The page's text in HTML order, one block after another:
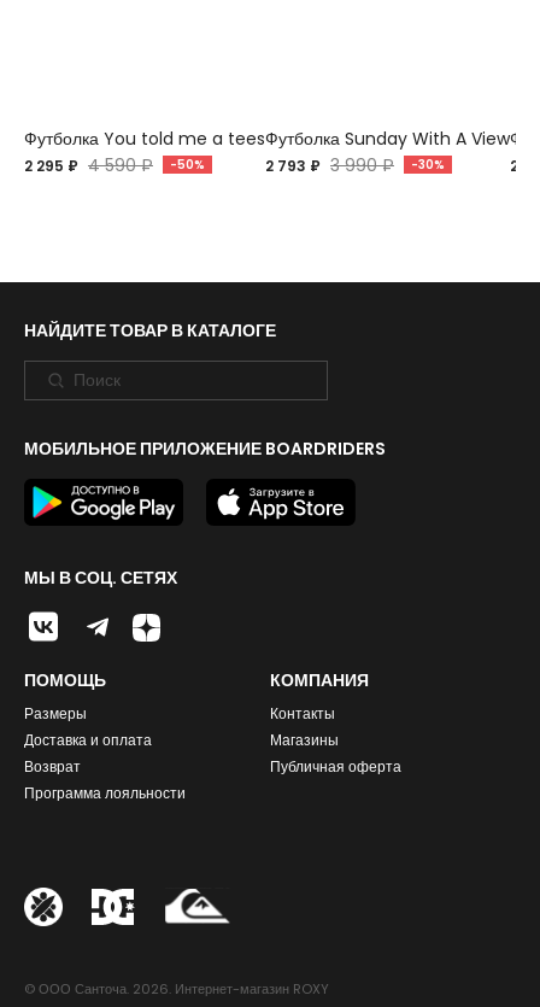
Футболка You told me a tees
2 295 ₽ 4 590 ₽ -50%
Футболка Sunday With A View
2 793 ₽ 3 990 ₽ -30% 2
НАЙДИТЕ ТОВАР В КАТАЛОГЕ
МОБИЛЬНОЕ ПРИЛОЖЕНИЕ BOARDRIDERS
МЫ В СОЦ. СЕТЯХ
ПОМОЩЬ
Размеры
Доставка и оплата
Возврат
Программа лояльности
КОМПАНИЯ
Контакты
Магазины
Публичная оферта
© ООО Санточа. 2026. Интернет-магазин ROXY